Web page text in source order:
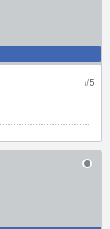
#5